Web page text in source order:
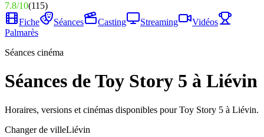
7.8/10(115)
Fiche
Séances Casting Streaming
Vidéos
Palmarès
Séances cinéma
Séances de Toy Story 5 à Liévin
Horaires, versions et cinémas disponibles pour Toy Story 5 à Liévin.
Changer de villeLiévin